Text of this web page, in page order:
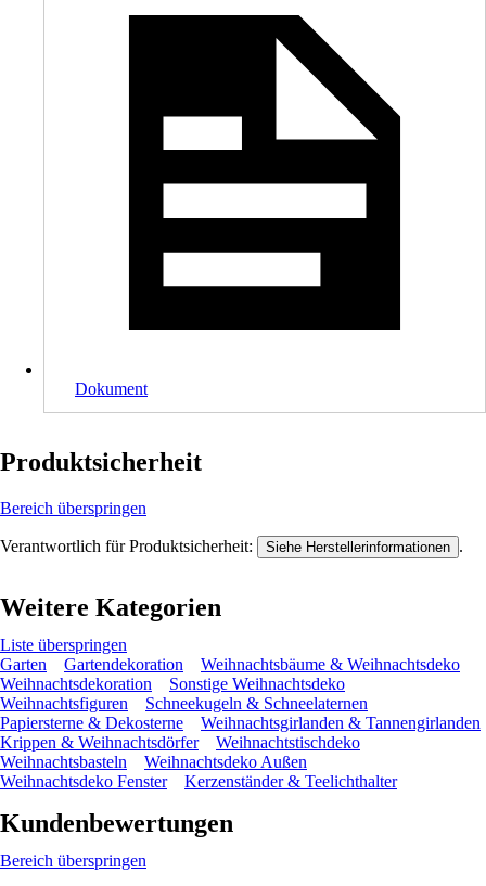
Dokument
Produktsicherheit
Bereich überspringen
Verantwortlich für Produktsicherheit: Siehe Herstellerinformationen .
Weitere Kategorien
Liste überspringen
Garten
Gartendekoration
Weihnachtsbäume & Weihnachtsdeko
Weihnachtsdekoration
Sonstige Weihnachtsdeko
Weihnachtsfiguren
Schneekugeln & Schneelaternen
Papiersterne & Dekosterne
Weihnachtsgirlanden & Tannengirlanden
Krippen & Weihnachtsdörfer
Weihnachtstischdeko
Weihnachtsbasteln
Weihnachtsdeko Außen
Weihnachtsdeko Fenster
Kerzenständer & Teelichthalter
Kundenbewertungen
Bereich überspringen